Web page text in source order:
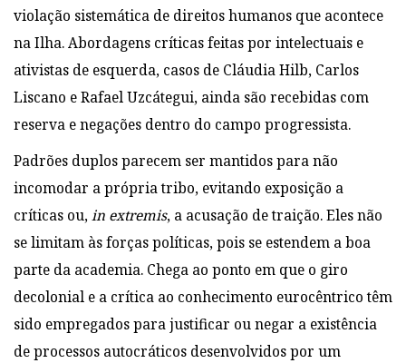
violação sistemática de direitos humanos que acontece
na Ilha. Abordagens críticas feitas por intelectuais e
ativistas de esquerda, casos de Cláudia Hilb, Carlos
Liscano e Rafael Uzcátegui, ainda são recebidas com
reserva e negações dentro do campo progressista.
Padrões duplos parecem ser mantidos para não
incomodar a própria tribo, evitando exposição a
críticas ou,in extremis, a acusação de traição. Eles não
se limitam às forças políticas, pois se estendem a boa
parte da academia. Chega ao ponto em que o giro
decolonial e a crítica ao conhecimento eurocêntrico têm
sido empregados para justificar ou negar a existência
de processos autocráticos desenvolvidos por um